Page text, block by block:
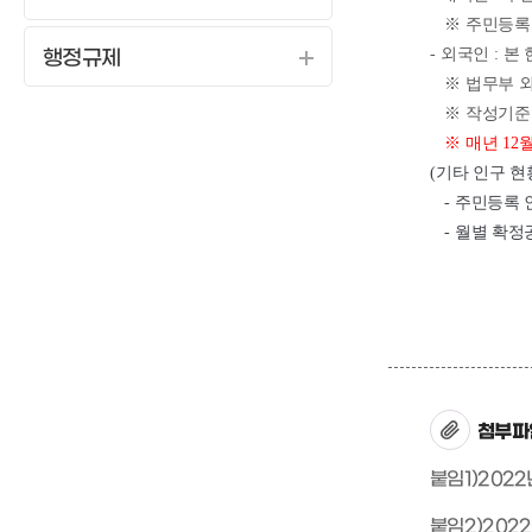
행정규제
※ 주민등
- 외국인 : 본
※ 법무부
※ 작성기준
※매년 12
(기타 인구 현
- 주민등록
- 월별 확정
첨부
붙임1)2022
붙임2)2022